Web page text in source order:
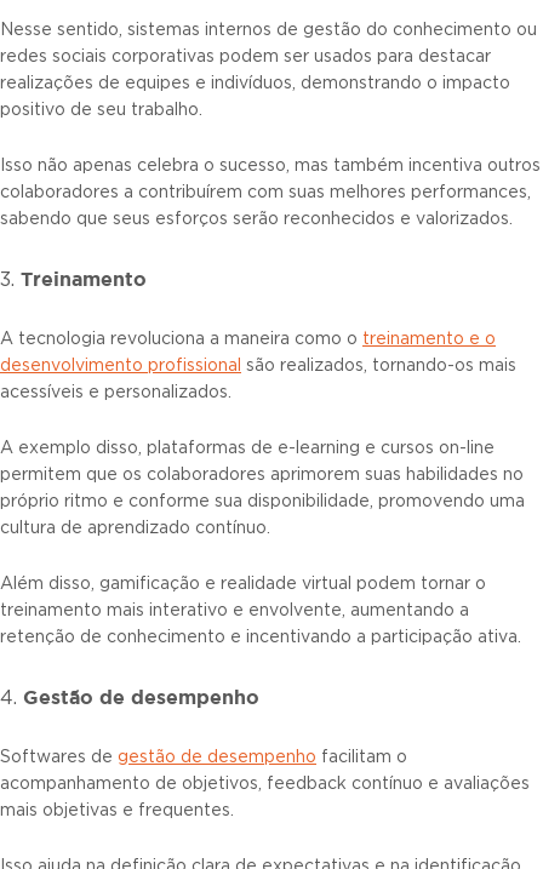
Nesse sentido, sistemas internos de gestão do conhecimento ou
redes sociais corporativas podem ser usados para destacar
realizações de equipes e indivíduos, demonstrando o impacto
positivo de seu trabalho.
Isso não apenas celebra o sucesso, mas também incentiva outros
colaboradores a contribuírem com suas melhores performances,
sabendo que seus esforços serão reconhecidos e valorizados.
3. Treinamento
A tecnologia revoluciona a maneira como o treinamento e o
desenvolvimento profissional são realizados, tornando-os mais
acessíveis e personalizados.
A exemplo disso, plataformas de e-learning e cursos on-line
permitem que os colaboradores aprimorem suas habilidades no
próprio ritmo e conforme sua disponibilidade, promovendo uma
cultura de aprendizado contínuo.
Além disso, gamificação e realidade virtual podem tornar o
treinamento mais interativo e envolvente, aumentando a
retenção de conhecimento e incentivando a participação ativa.
4. Gestão de desempenho
Softwares de gestão de desempenho facilitam o
acompanhamento de objetivos, feedback contínuo e avaliações
mais objetivas e frequentes.